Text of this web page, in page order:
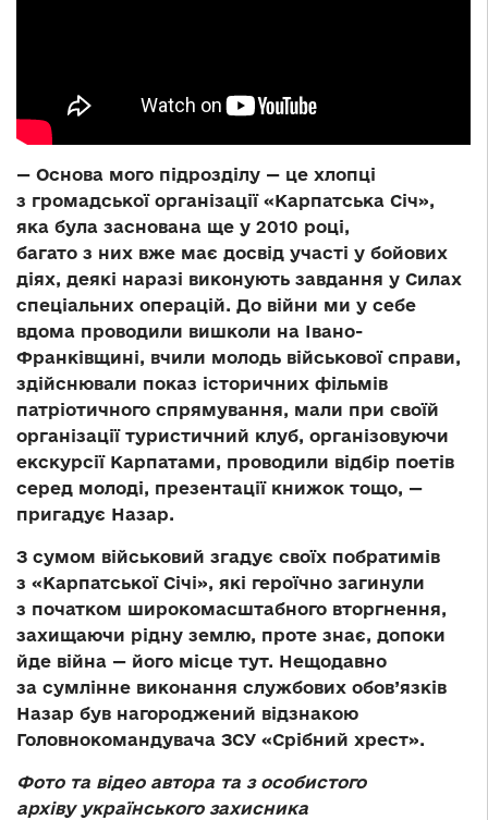
— Основа мого підрозділу — це хлопці
з громадської організації «Карпатська Січ»,
яка була заснована ще у 2010 році,
багато з них вже має досвід участі у бойових
діях, деякі наразі виконують завдання у Силах
спеціальних операцій. До війни ми у себе
вдома проводили вишколи на Івано-
Франківщині, вчили молодь військової справи,
здійснювали показ історичних фільмів
патріотичного спрямування, мали при своїй
організації туристичний клуб, організовуючи
екскурсії Карпатами, проводили відбір поетів
серед молоді, презентації книжок тощо, —
пригадує Назар.
З сумом військовий згадує своїх побратимів
з «Карпатської Січі», які героїчно загинули
з початком широкомасштабного вторгнення,
захищаючи рідну землю, проте знає, допоки
йде війна — його місце тут. Нещодавно
за сумлінне виконання службових обов’язків
Назар був нагороджений відзнакою
Головнокомандувача ЗСУ «Срібний хрест».
Фото та відео автора та з особистого
архіву українського захисника